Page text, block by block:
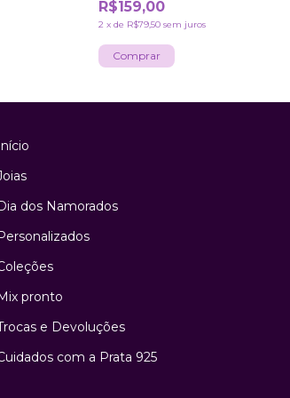
R$159,00
2 x de R$79,50 sem juros
dos Namorados
pronto
e Devoluções
com a Prata 925